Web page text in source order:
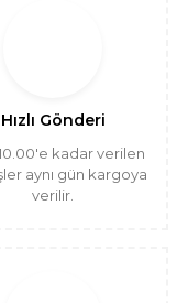
Hızlı Gönderi
kadar verilen
aynı gün kargoya
verilir.